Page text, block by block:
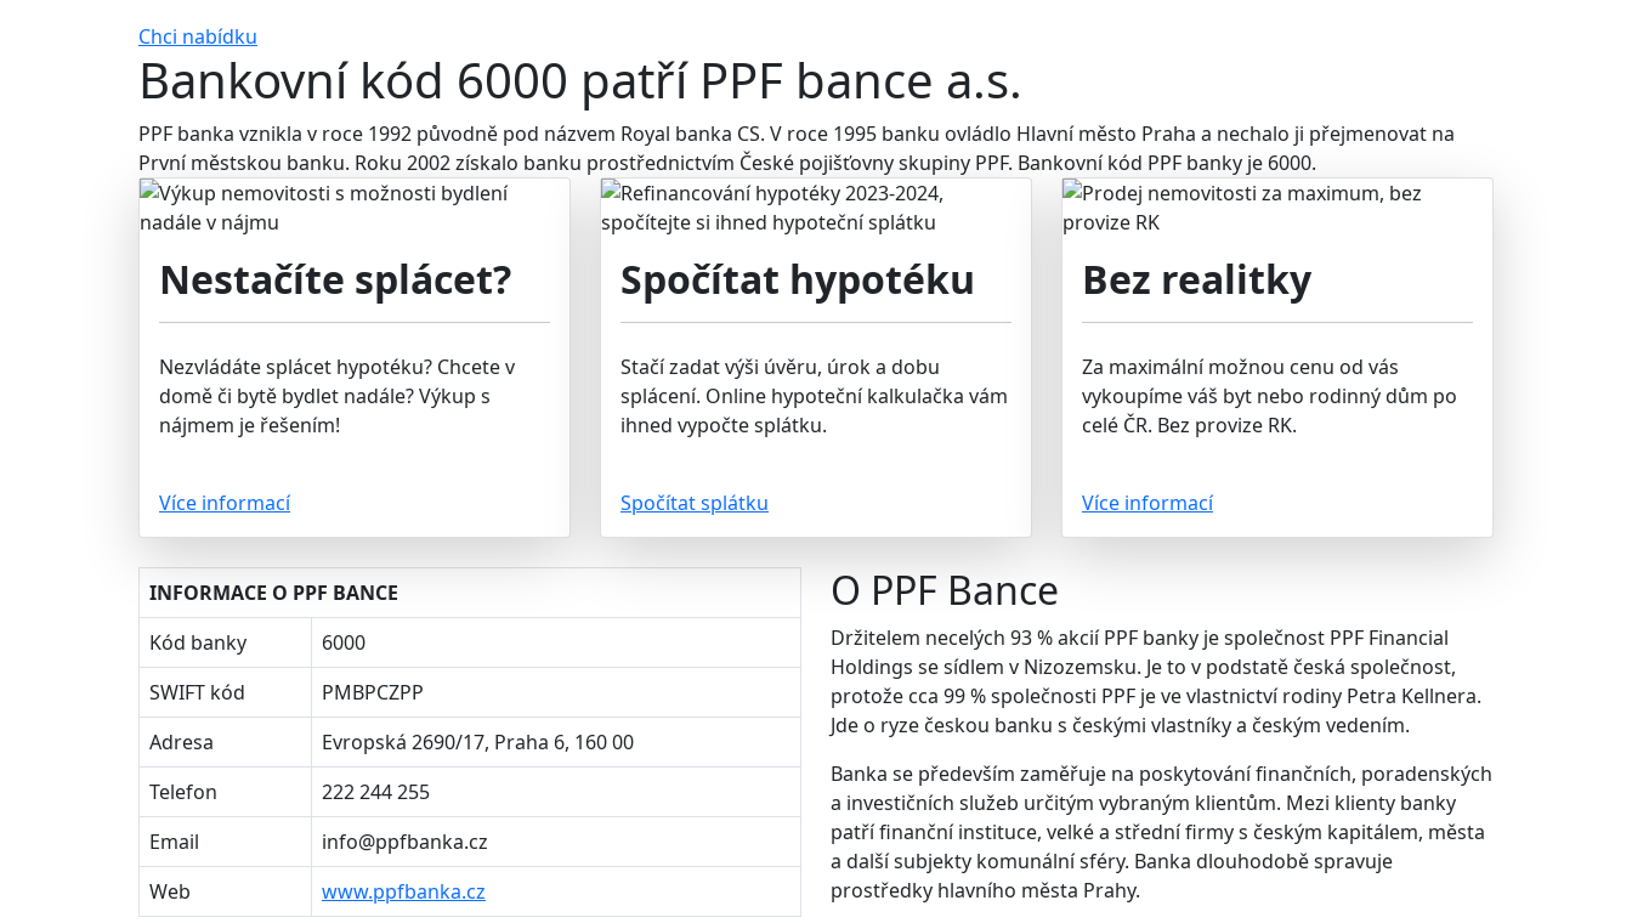
Chci nabídku
Bankovní kód 6000 patří PPF bance a.s.
PPF banka vznikla v roce 1992 původně pod názvem Royal banka CS. V roce 1995 banku ovládlo Hlavní město Praha a nechalo ji přejmenovat na
První městskou banku. Roku 2002 získalo banku prostřednictvím České pojišťovny skupiny PPF. Bankovní kód PPF banky je 6000.
Nestačíte splácet?
Nezvládáte splácet hypotéku? Chcete v
domě či bytě bydlet nadále? Výkup s
nájmem je řešením!
Více informací
Spočítat hypotéku
Stačí zadat výši úvěru, úrok a dobu
splácení. Online hypoteční kalkulačka vám
ihned vypočte splátku.
Spočítat splátku
Bez realitky
Za maximální možnou cenu od vás
vykoupíme váš byt nebo rodinný dům po
celé ČR. Bez provize RK.
Více informací
INFORMACE O PPF BANCE
Kód banky
6000
SWIFT kód
PMBPCZPP
Adresa
Evropská 2690/17, Praha 6, 160 00
Telefon
222 244 255
Email
info@ppfbanka.cz
Web
www.ppfbanka.cz
O PPF Bance
Držitelem necelých 93 % akcií PPF banky je společnost PPF Financial
Holdings se sídlem v Nizozemsku. Je to v podstatě česká společnost,
protože cca 99 % společnosti PPF je ve vlastnictví rodiny Petra Kellnera.
Jde o ryze českou banku s českými vlastníky a českým vedením.
Banka se především zaměřuje na poskytování finančních, poradenských
a investičních služeb určitým vybraným klientům. Mezi klienty banky
patří finanční instituce, velké a střední firmy s českým kapitálem, města
a další subjekty komunální sféry. Banka dlouhodobě spravuje
prostředky hlavního města Prahy.